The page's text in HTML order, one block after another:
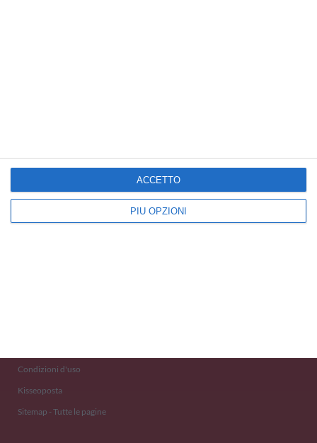
PIÙ OPZIONI
ACCETTO
Kisseo©
Condizioni d'uso
Kisseoposta
Sitemap - Tutte le pagine